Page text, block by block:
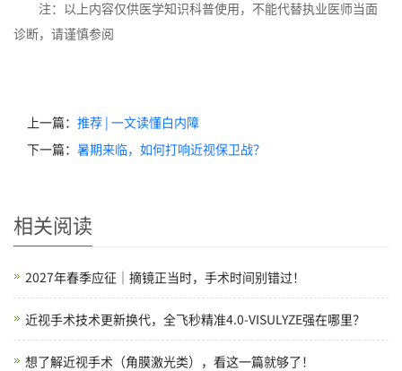
注：以上内容仅供医学知识科普使用，不能代替执业医师当面
诊断，请谨慎参阅
上一篇： 推荐 | 一文读懂白内障
下一篇： 暑期来临，如何打响近视保卫战？
相关阅读
2027年春季应征｜摘镜正当时，手术时间别错过！
近视手术技术更新换代，全飞秒精准4.0-VISULYZE强在哪里？
想了解近视手术（角膜激光类），看这一篇就够了！